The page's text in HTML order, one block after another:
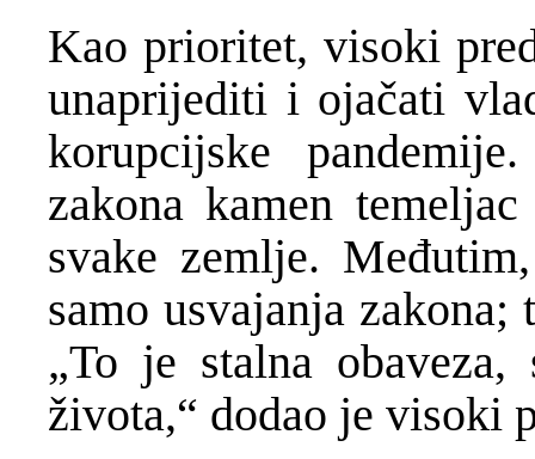
Kao prioritet, visoki
unaprijediti i ojačati
korupcijske
zakona kamen
svake zemlje.
samo usvajanja
„To je stalna
života,“ dodao je visoki